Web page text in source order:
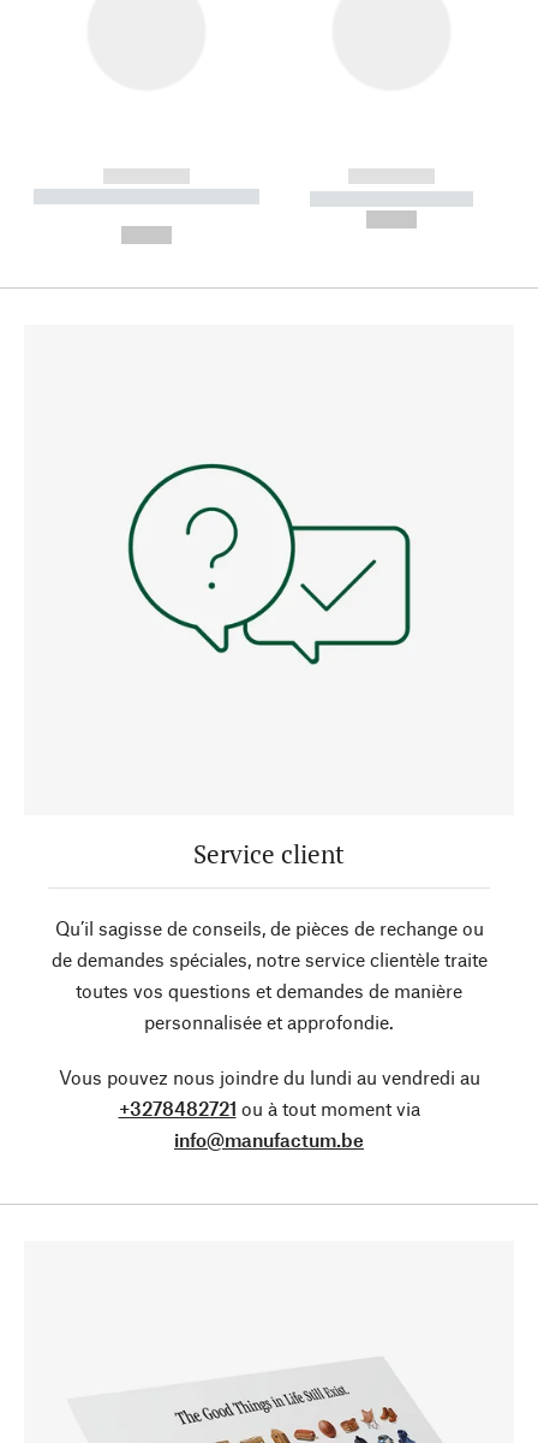
------------
----------- ----------- --------
------------
----------- -----------
Service client
Qu’il sagisse de conseils, de pièces de rechange ou
de demandes spéciales, notre service clientèle traite
toutes vos questions et demandes de manière
personnalisée et approfondie.
Vous pouvez nous joindre du lundi au vendredi au
+3278482721 ou à tout moment via
info@manufactum.be